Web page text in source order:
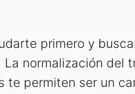
primero y
normalización del
te permiten ser un